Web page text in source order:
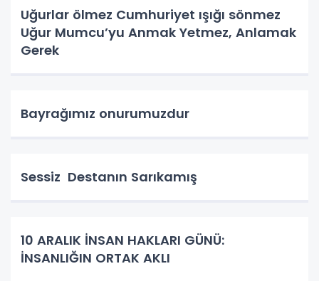
Uğurlar ölmez Cumhuriyet ışığı sönmez
Uğur Mumcu’yu Anmak Yetmez, Anlamak
Gerek
Bayrağımız onurumuzdur
Sessiz Destanın Sarıkamış
10 ARALIK İNSAN HAKLARI GÜNÜ:
İNSANLIĞIN ORTAK AKLI